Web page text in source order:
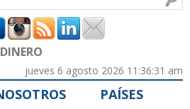
búsqueda
DINERO
jueves 6 agosto 2026 11:36:31 am
PAÍSES